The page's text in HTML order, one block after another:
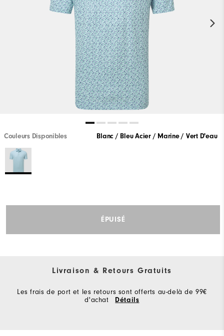
Couleurs Disponibles Blanc / Bleu Acier / Marine / Vert D'eau
ÉPUISÉ
Livraison & Retours Gratuits
Les frais de port et les retours sont offerts au-delà de 99€
d'achat
Détails